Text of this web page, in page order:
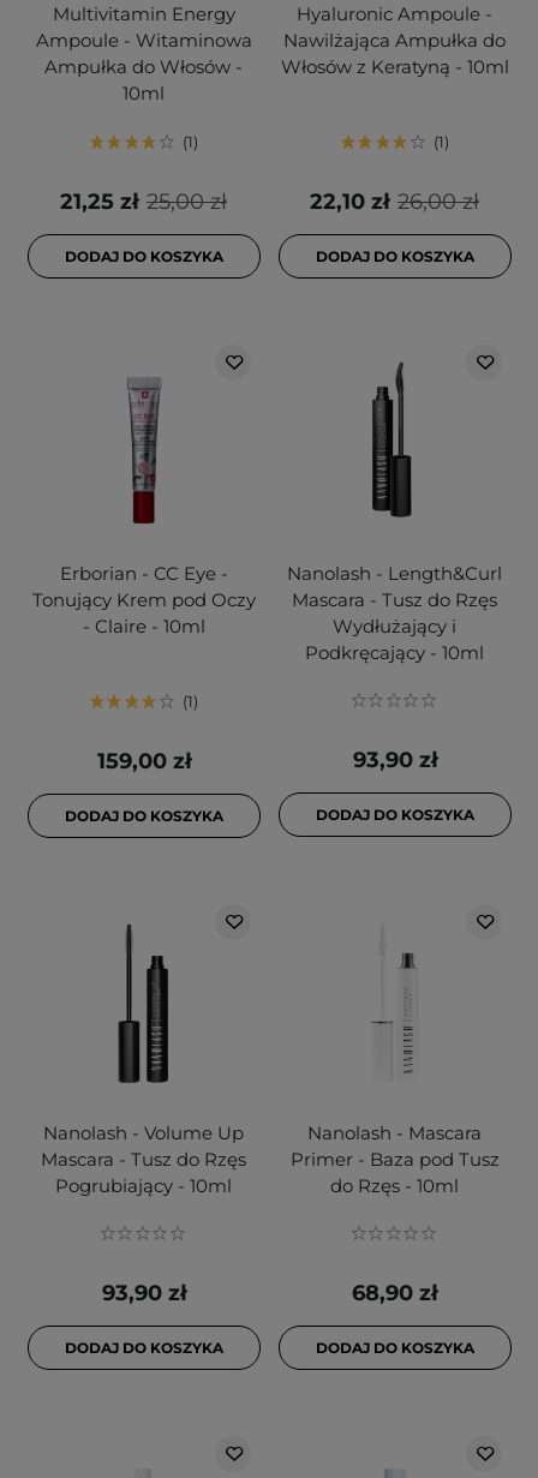
Multivitamin Energy
Ampoule - Witaminowa
Ampułka do Włosów -
10ml
1
25,00 zł
21,25 zł
DODAJ DO KOSZYKA
Hyaluronic Ampoule -
Nawilżająca Ampułka do
Włosów z Keratyną - 10ml
1
26,00 zł
22,10 zł
DODAJ DO KOSZYKA
Erborian - CC Eye -
Tonujący Krem pod Oczy
- Claire - 10ml
1
159,00 zł
DODAJ DO KOSZYKA
Nanolash - Length&Curl
Mascara - Tusz do Rzęs
Wydłużający i
Podkręcający - 10ml
93,90 zł
DODAJ DO KOSZYKA
Nanolash - Volume Up
Mascara - Tusz do Rzęs
Pogrubiający - 10ml
93,90 zł
DODAJ DO KOSZYKA
Nanolash - Mascara
Primer - Baza pod Tusz
do Rzęs - 10ml
68,90 zł
DODAJ DO KOSZYKA